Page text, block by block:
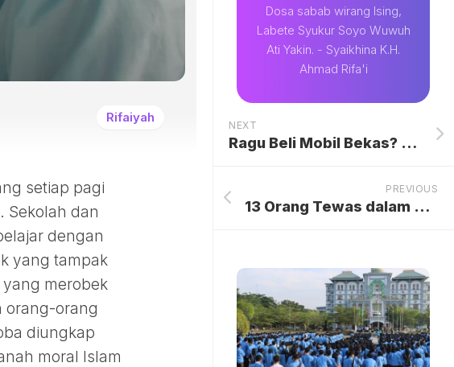
Rifaiyah
setiap pagi
dan
dengan
yang tampak
merobek
orang-orang
diungkap
moral Islam
Dosa sabab wirang Ising,
Labete Syukur Soyo Wuwuh
Ati Yakin. - Syaikhina K.H.
Ahmad Rifa'i
NEXT
Ragu Beli Mobil Bekas? Cari yang Kasih Garansi
PREVIOUS
13 Orang Tewas dalam Rentetan Serangan Israel di Lebanon